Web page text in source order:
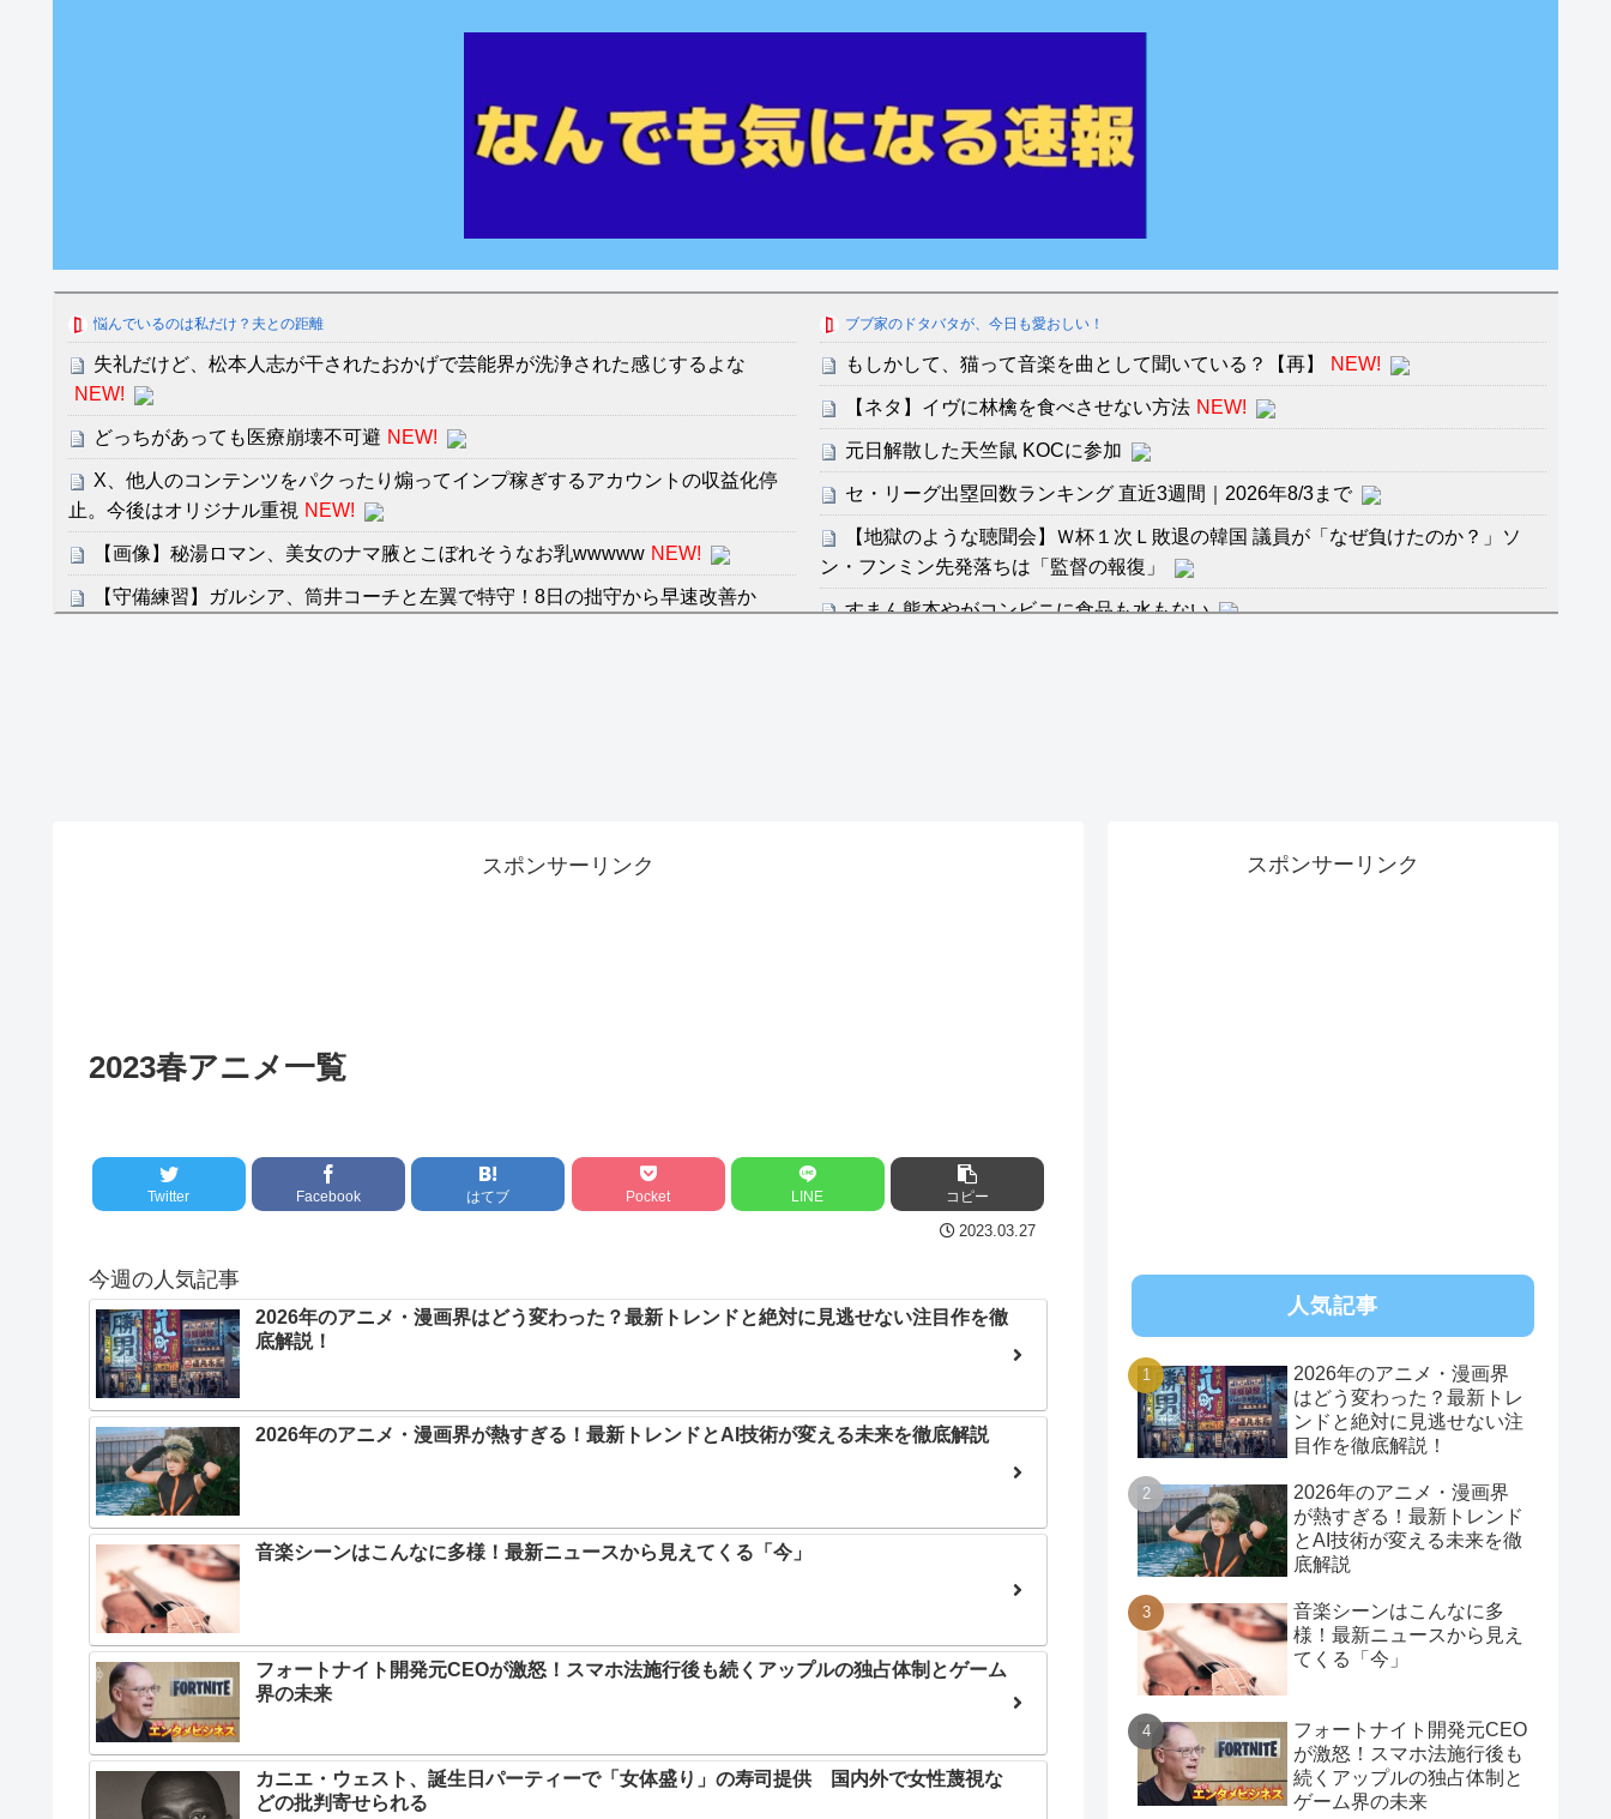
悩んでいるのは私だけ？夫との距離
失礼だけど、松本人志が干されたおかげで芸能界が洗浄された感じするよな
NEW!
どっちがあっても医療崩壊不可避 NEW!
X、他人のコンテンツをパクったり煽ってインプ稼ぎするアカウントの収益化停
止。今後はオリジナル重視 NEW!
【画像】秘湯ロマン、美女のナマ腋とこぼれそうなお乳wwwww NEW!
【守備練習】ガルシア、筒井コーチと左翼で特守！8日の拙守から早速改善か
七ツ森りり ご令嬢と召使いの禁断の恋…1日だけ許された夫婦としての時間をひ
ブブ家のドタバタが、今日も愛おしい！
もしかして、猫って音楽を曲として聞いている？【再】 NEW!
【ネタ】イヴに林檎を食べさせない方法 NEW!
元日解散した天竺鼠 KOCに参加
セ・リーグ出塁回数ランキング 直近3週間｜2026年8/3まで
【地獄のような聴聞会】Ｗ杯１次Ｌ敗退の韓国 議員が「なぜ負けたのか？」ソ
ン・フンミン先発落ちは「監督の報復」
すまん熊本やがコンビニに食品も水もない
36歳の彼女と結婚したいのに、家族が猛反対。家族から信じられない言葉が飛び
スポンサーリンク
2023春アニメ一覧
Twitter Facebook はてブ Pocket LINE コピー
2023.03.27
今週の人気記事
2026年のアニメ・漫画界はどう変わった？最新トレンドと絶対に見逃せない注目作を徹
底解説！
2026年のアニメ・漫画界が熱すぎる！最新トレンドとAI技術が変える未来を徹底解説
音楽シーンはこんなに多様！最新ニュースから見えてくる「今」
フォートナイト開発元CEOが激怒！スマホ法施行後も続くアップルの独占体制とゲーム
界の未来
カニエ・ウェスト、誕生日パーティーで「女体盛り」の寿司提供 国内外で女性蔑視な
どの批判寄せられる
スポンサーリンク
人気記事
2026年のアニメ・漫画界
はどう変わった？最新トレ
ンドと絶対に見逃せない注
目作を徹底解説！
2026年のアニメ・漫画界
が熱すぎる！最新トレンド
とAI技術が変える未来を徹
底解説
音楽シーンはこんなに多
様！最新ニュースから見え
てくる「今」
フォートナイト開発元CEO
が激怒！スマホ法施行後も
続くアップルの独占体制と
ゲーム界の未来